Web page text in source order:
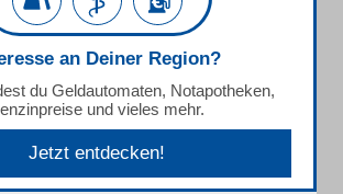
an Deiner Region?
du Geldautomaten, Notapotheken,
und vieles mehr.
Jetzt entdecken!